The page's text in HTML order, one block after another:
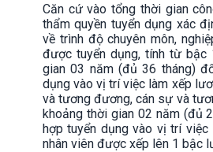
Căn cứ vào tổng thời gian
thẩm quyền tuyển dụng xác
về trình độ chuyên môn,
được tuyển dụng, tính từ bậc
gian 03 năm (đủ 36 tháng)
dụng vào vị trí việc làm xếp
và tương đương, cán sự và
khoảng thời gian 02 năm (đủ
hợp tuyển dụng vào vị trí
nhân viên được xếp lên 1 bậc